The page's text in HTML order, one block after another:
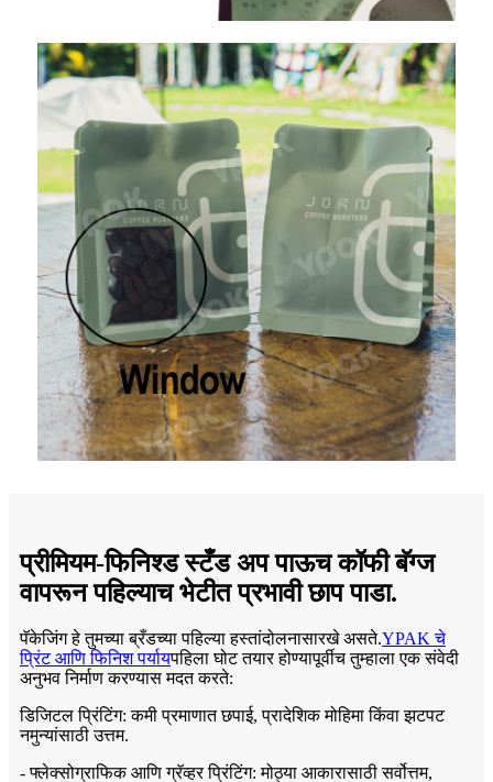
प्रीमियम-फिनिश्ड स्टँड अप पाऊच कॉफी बॅग्ज
वापरून पहिल्याच भेटीत प्रभावी छाप पाडा.
पॅकेजिंग हे तुमच्या ब्रँडच्या पहिल्या हस्तांदोलनासारखे असते.YPAK चे
प्रिंट आणि फिनिश पर्यायपहिला घोट तयार होण्यापूर्वीच तुम्हाला एक संवेदी
अनुभव निर्माण करण्यास मदत करते:
डिजिटल प्रिंटिंग: कमी प्रमाणात छपाई, प्रादेशिक मोहिमा किंवा झटपट
नमुन्यांसाठी उत्तम.
- फ्लेक्सोग्राफिक आणि ग्रॅव्हर प्रिंटिंग: मोठ्या आकारासाठी सर्वोत्तम,